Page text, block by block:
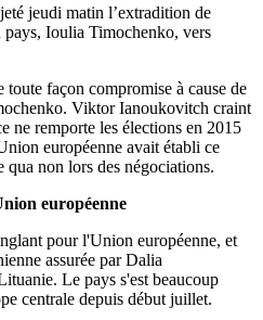
jeudi matin l’extradition de
pays, Ioulia Timochenko, vers
toute façon compromise à cause de
Viktor Ianoukovitch craint
ne remporte les élections en 2015
européenne avait établi ce
non lors des négociations.
européenne
pour l'Union européenne, et
assurée par Dalia
Le pays s'est beaucoup
centrale depuis début juillet.